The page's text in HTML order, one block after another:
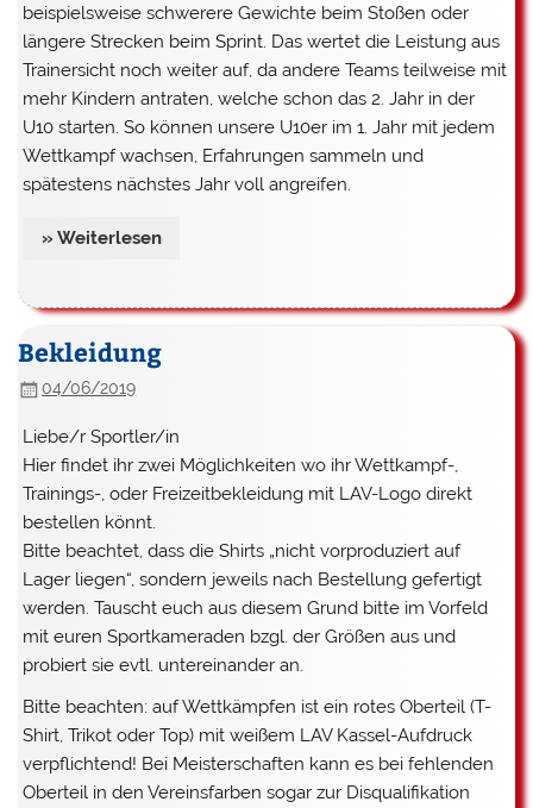
beispielsweise schwerere Gewichte beim Stoßen oder
längere Strecken beim Sprint. Das wertet die Leistung aus
Trainersicht noch weiter auf, da andere Teams teilweise mit
mehr Kindern antraten, welche schon das 2. Jahr in der
U10 starten. So können unsere U10er im 1. Jahr mit jedem
Wettkampf wachsen, Erfahrungen sammeln und
spätestens nächstes Jahr voll angreifen.
» Weiterlesen
Bekleidung
04/06/2019
Liebe/r Sportler/in
Hier findet ihr zwei Möglichkeiten wo ihr Wettkampf-,
Trainings-, oder Freizeitbekleidung mit LAV-Logo direkt
bestellen könnt.
Bitte beachtet, dass die Shirts „nicht vorproduziert auf
Lager liegen“, sondern jeweils nach Bestellung gefertigt
werden. Tauscht euch aus diesem Grund bitte im Vorfeld
mit euren Sportkameraden bzgl. der Größen aus und
probiert sie evtl. untereinander an.
Bitte beachten: auf Wettkämpfen ist ein rotes Oberteil (T-
Shirt, Trikot oder Top) mit weißem LAV Kassel-Aufdruck
verpflichtend! Bei Meisterschaften kann es bei fehlenden
Oberteil in den Vereinsfarben sogar zur Disqualifikation